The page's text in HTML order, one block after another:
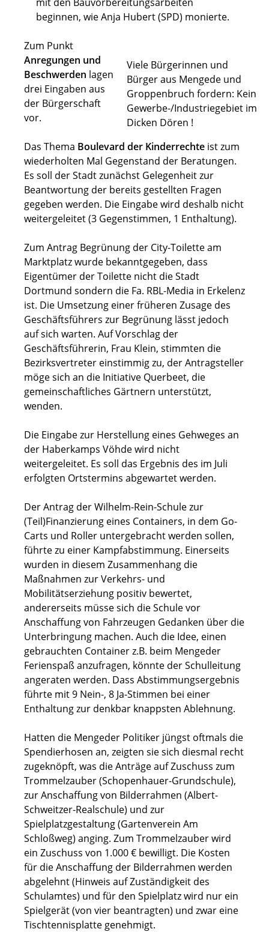
beginnen, wie Anja Hubert (SPD) monierte.
Viele Bürgerinnen und
Bürger aus Mengede und
Groppenbruch fordern: Kein
Gewerbe-/Industriegebiet im
Dicken Dören !
Zum Punkt
Anregungen und
Beschwerden lagen
drei Eingaben aus
der Bürgerschaft
vor.
Das Thema Boulevard der Kinderrechte ist zum
wiederholten Mal Gegenstand der Beratungen.
Es soll der Stadt zunächst Gelegenheit zur
Beantwortung der bereits gestellten Fragen
gegeben werden. Die Eingabe wird deshalb nicht
weitergeleitet (3 Gegenstimmen, 1 Enthaltung).
Zum Antrag Begrünung der City-Toilette am
Marktplatz wurde bekanntgegeben, dass
Eigentümer der Toilette nicht die Stadt
Dortmund sondern die Fa. RBL-Media in Erkelenz
ist. Die Umsetzung einer früheren Zusage des
Geschäftsführers zur Begrünung lässt jedoch
auf sich warten. Auf Vorschlag der
Geschäftsführerin, Frau Klein, stimmten die
Bezirksvertreter einstimmig zu, der Antragsteller
möge sich an die Initiative Querbeet, die
gemeinschaftliches Gärtnern unterstützt,
wenden.
Die Eingabe zur Herstellung eines Gehweges an
der Haberkamps Vöhde wird nicht
weitergeleitet. Es soll das Ergebnis des im Juli
erfolgten Ortstermins abgewartet werden.
Der Antrag der Wilhelm-Rein-Schule zur
(Teil)Finanzierung eines Containers, in dem Go-
Carts und Roller untergebracht werden sollen,
führte zu einer Kampfabstimmung. Einerseits
wurden in diesem Zusammenhang die
Maßnahmen zur Verkehrs- und
Mobilitätserziehung positiv bewertet,
andererseits müsse sich die Schule vor
Anschaffung von Fahrzeugen Gedanken über die
Unterbringung machen. Auch die Idee, einen
gebrauchten Container z.B. beim Mengeder
Ferienspaß anzufragen, könnte der Schulleitung
angeraten werden. Dass Abstimmungsergebnis
führte mit 9 Nein-, 8 Ja-Stimmen bei einer
Enthaltung zur denkbar knappsten Ablehnung.
Hatten die Mengeder Politiker jüngst oftmals die
Spendierhosen an, zeigten sie sich diesmal recht
zugeknöpft, was die Anträge auf Zuschuss zum
Trommelzauber (Schopenhauer-Grundschule),
zur Anschaffung von Bilderrahmen (Albert-
Schweitzer-Realschule) und zur
Spielplatzgestaltung (Gartenverein Am
Schloßweg) anging. Zum Trommelzauber wird
ein Zuschuss von 1.000 € bewilligt. Die Kosten
für die Anschaffung der Bilderrahmen werden
abgelehnt (Hinweis auf Zuständigkeit des
Schulamtes) und für den Spielplatz wird nur ein
Spielgerät (von vier beantragten) und zwar eine
Tischtennisplatte genehmigt.